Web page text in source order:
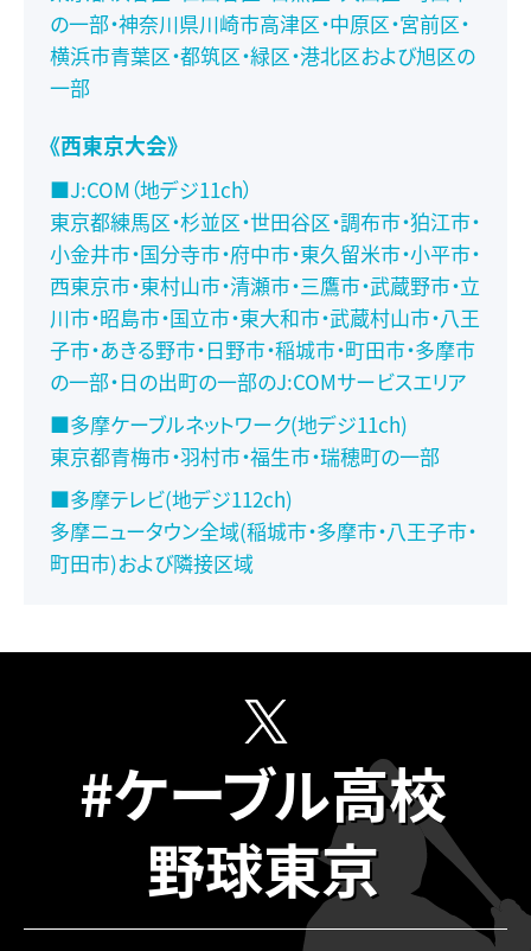
の一部・神奈川県川崎市高津区・中原区・宮前区・
横浜市青葉区・都筑区・緑区・港北区および旭区の
一部
《西東京大会》
■J:COM（地デジ11ch）
東京都練馬区・杉並区・世田谷区・調布市・狛江市・
小金井市・国分寺市・府中市・東久留米市・小平市・
西東京市・東村山市・清瀬市・三鷹市・武蔵野市・立
川市・昭島市・国立市・東大和市・武蔵村山市・八王
子市・あきる野市・日野市・稲城市・町田市・多摩市
の一部・日の出町の一部のJ:COMサービスエリア
■多摩ケーブルネットワーク(地デジ11ch)
東京都青梅市・羽村市・福生市・瑞穂町の一部
■多摩テレビ(地デジ112ch)
多摩ニュータウン全域(稲城市・多摩市・八王子市・
町田市)および隣接区域
#ケーブル高校
野球東京